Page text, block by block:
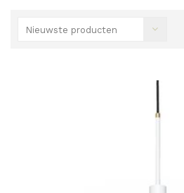
Nieuwste producten